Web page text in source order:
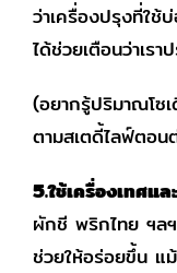
ว่าเครื่องปรุงที่ใช้
ได้ช่วยเตือนว่าเรา
(อยากรู้ปริมาณโซ
ตามสเตดี้ไลฟ์ตอน
5.ใช้เครื่องเทศแ
ผักชี พริกไทย ฯล
ช่วยให้อร่อยขึ้น แ